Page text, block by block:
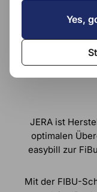
JERA ist
optimalen
easybill zur
Mit der FIBU-
Yes,